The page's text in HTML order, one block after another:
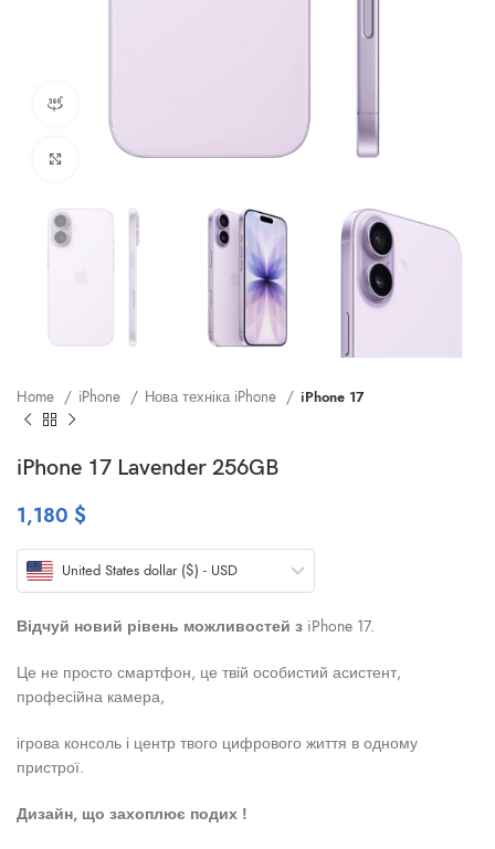
Клацніть, щоб збільшити
Home iPhone Нова техніка iPhone iPhone 17
iPhone 17 Lavender 256GB
1,180 $
United States dollar ($) - USD
Відчуй новий рівень можливостей з iPhone 17.
Це не просто смартфон, це твій особистий асистент,
професійна камера,
ігрова консоль і центр твого цифрового життя в одному
пристрої.
Дизайн, що захоплює подих !